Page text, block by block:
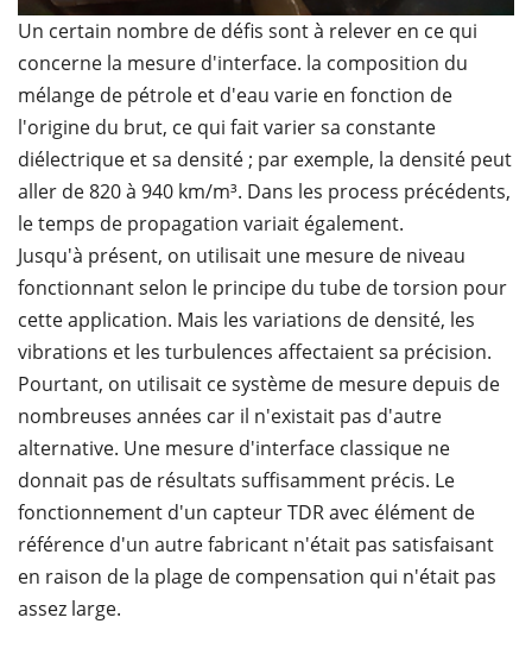
Un certain nombre de défis sont à relever en ce qui
concerne la mesure d'interface. la composition du
mélange de pétrole et d'eau varie en fonction de
l'origine du brut, ce qui fait varier sa constante
diélectrique et sa densité ; par exemple, la densité peut
aller de 820 à 940 km/m³. Dans les process précédents,
le temps de propagation variait également.
Jusqu'à présent, on utilisait une mesure de niveau
fonctionnant selon le principe du tube de torsion pour
cette application. Mais les variations de densité, les
vibrations et les turbulences affectaient sa précision.
Pourtant, on utilisait ce système de mesure depuis de
nombreuses années car il n'existait pas d'autre
alternative. Une mesure d'interface classique ne
donnait pas de résultats suffisamment précis. Le
fonctionnement d'un capteur TDR avec élément de
référence d'un autre fabricant n'était pas satisfaisant
en raison de la plage de compensation qui n'était pas
assez large.